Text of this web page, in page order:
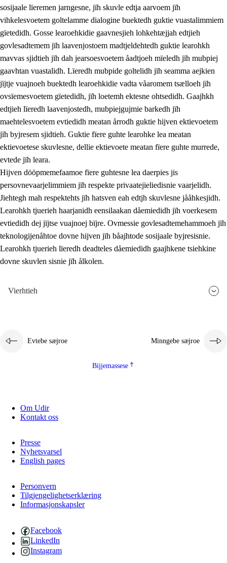
2.3 Vihkeles tjiehpiesvoeth
2.4 Lïeredh lïeredh
Dåaresthfaageles teemah
sosijaale lïeremen jarngesne, jïh skuvle edtja aarvoem jïh
vihkelesvoetem goltelamme dialogine buektedh guktie vuastalimmiem
gïetedidh. Gosse learoehkidie gaavnesjieh lohkehtæjjah edtjieh
govlesadtemem jïh laavenjostoem madtjeldehtedh guktie learohkh
mavvas sjidtieh jïh dah jearsoesvoetem åadtjoeh mïeledh jïh mubpiej
gaavhtan vuastalidh. Lïeredh mubpide goltelidh jïh seamma aejkien
jïjtje vuajnoeh buektedh learoehkidie vadta våaromem tsælloeh jïh
ovsïemesvoetem gïetedidh, jïh loetemh ektesne ohtsedidh. Gaajhkh
edtjieh lïeredh laavenjostedh, mubpiejgujmie barkedh jïh
maehtelesvoetem evtiedidh meatan årrodh guktie hijven ektievoetem
jïh byjresem sjidtieh. Guktie fïere guhte learohke lea meatan
ektievoetese skuvlesne, dellie ektievoete meatan fïere guhte murrede,
evtede jïh leara.
Hijven dööpmemefaamoe fïere guhtesne lea daerpies jis
persovnevaarjelimmiem jïh respekte privaatejieliedisnie vaarjelidh.
Jiehtegh mah respektehts jïh hatsven eah edtjh skuvlesne jååhkesjidh.
Learohkh tjuerieh haarjanidh eensilaakan dåemiedidh jïh voerkesem
evtiedidh dej jïjtse vuajnoej bïjre. Ovmessie govlesadtemehammoeh jïh
teknologijenåhtoe dovne hijven jïh båajhtode sosijaale byjresisnie.
Learohkh tjuerieh lïeredh deadteles dåemiedidh gaajhkene tsiehkine
dovne skuvlen sisnie jïh ålkolen.
Vierhtieh
Evtebe sæjroe Minngebe sæjroe
Bijjemassese
Om Udir
Kontakt oss
Presse
Nyhetsvarsel
English pages
Personvern
Tilgjengelighetserklæring
Informasjonskapsler
Facebook
LinkedIn
Instagram